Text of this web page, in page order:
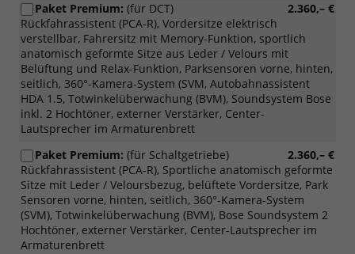
2.360,– €
Paket Premium: (für DCT)
Rückfahrassistent (PCA-R), Vordersitze elektrisch
verstellbar, Fahrersitz mit Memory-Funktion, sportlich
anatomisch geformte Sitze aus Leder / Velours mit
Belüftung und Relax-Funktion, Parksensoren vorne, hinten,
seitlich, 360°-Kamera-System (SVM, Autobahnassistent
HDA 1.5, Totwinkelüberwachung (BVM), Soundsystem Bose
inkl. 2 Hochtöner, externer Verstärker, Center-
Lautsprecher im Armaturenbrett
2.360,– €
Paket Premium: (für Schaltgetriebe)
Rückfahrassistent (PCA-R), Sportliche anatomisch geformte
Sitze mit Leder / Veloursbezug, belüftete Vordersitze, Park
Sensoren vorne, hinten, seitlich, 360°-Kamera-System
(SVM), Totwinkelüberwachung (BVM), Bose Soundsystem 2
Hochtöner, externer Verstärker, Center-Lautsprecher im
Armaturenbrett